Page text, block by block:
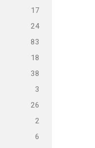
17
24
83
18
38
3
26
2
6